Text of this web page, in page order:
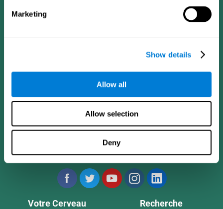
Marketing
Show details
Allow all
Allow selection
Deny
Nous suivre
Votre Cerveau Recherche